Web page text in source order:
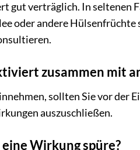
gut verträglich. In seltenen
oder andere
zusammen mit
sollten Sie vor
auszuschließen.
Wirkung spüre?